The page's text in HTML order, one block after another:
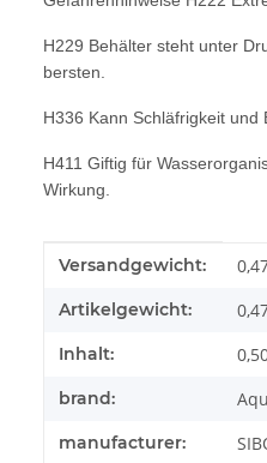
H229 Behälter steht unter
bersten.
H336 Kann Schläfrigkeit und
H411 Giftig für
Wirkung.
Produkteigenschaft
Wert
Versandgewicht:
Artikelgewicht:
Inhalt:
brand:
manufacturer: